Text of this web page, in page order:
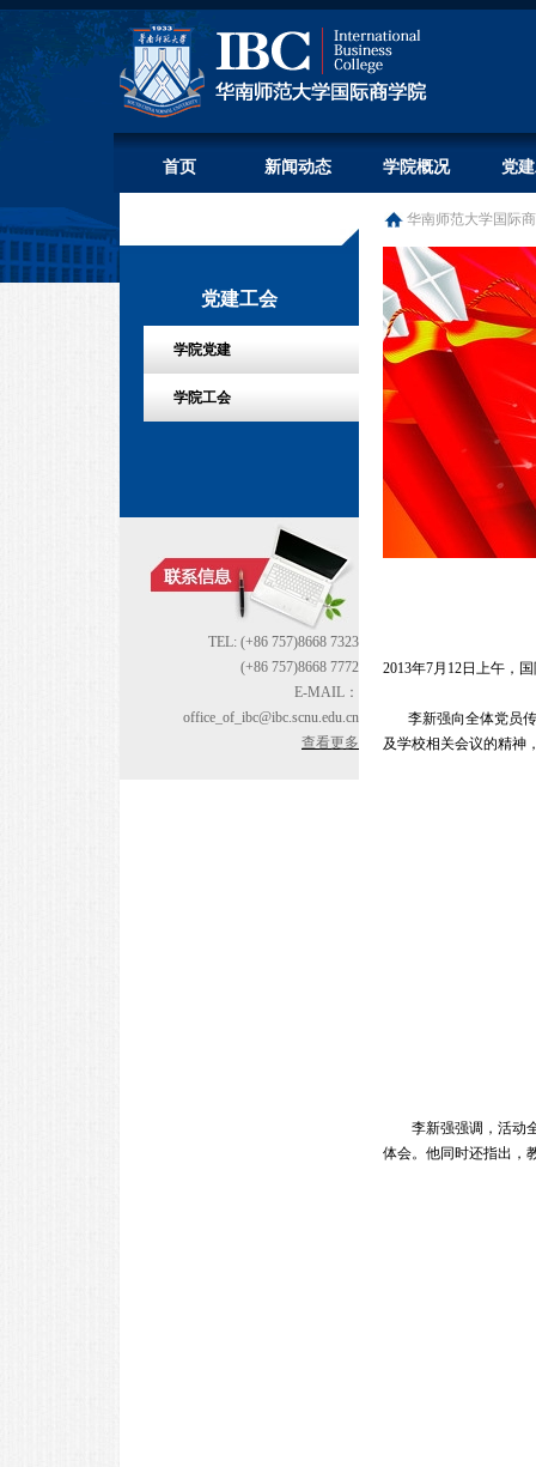
首页 新闻动态 学院概况 党
党建工会
学院党建
学院工会
TEL: (+86 757)8668 7323
(+86 757)8668 7772
E-MAIL：
office_of_ibc@ibc.scnu.edu.cn
查看更多
华南师范大学国际
2013年7月12日上午，
李新强向全体党员传
及学校相关会议的精神
李新强强调，活动全
体会。他同时还指出，